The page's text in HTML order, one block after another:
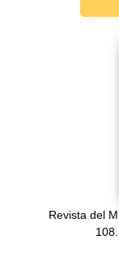
Revista del